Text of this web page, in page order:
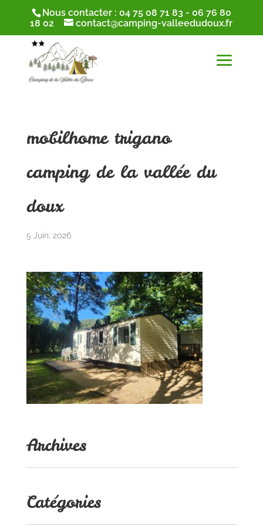
Nous contacter : 04 75 08 71 83 - 06 76 80
18 02
contact@camping-valleedudoux.fr
mobilhome trigano
camping de la vallée du
doux
5 Juin, 2026
Archives
Catégories